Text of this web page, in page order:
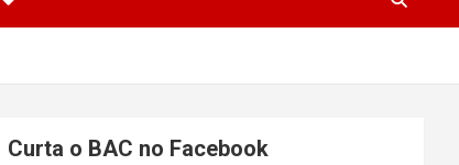
Curta o BAC no Facebook